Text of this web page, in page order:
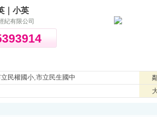
｜小英
紀有限公司
民權國小,市立民生國中